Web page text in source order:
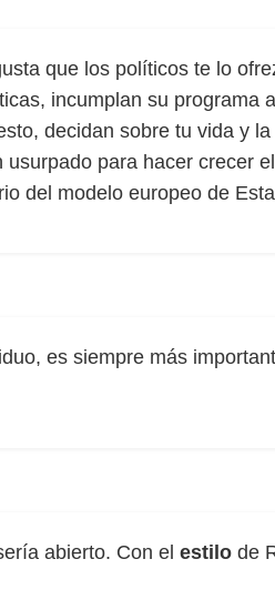
que los políticos te lo
incumplan su programa
decidan sobre tu vida y
para hacer crecer
del modelo europeo de
es siempre más
abierto. Con el estilo de